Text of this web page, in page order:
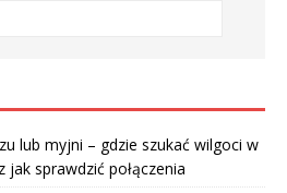
lub myjni – gdzie szukać wilgoci w
jak sprawdzić połączenia